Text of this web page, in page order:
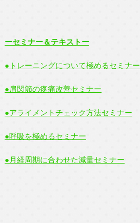
ーセミナー＆テキストー
●トレーニングについて極めるセミナー
●肩関節の疼痛改善セミナー
●アライメントチェック方法セミナー
●呼吸を極めるセミナー
●月経周期に合わせた減量セミナー